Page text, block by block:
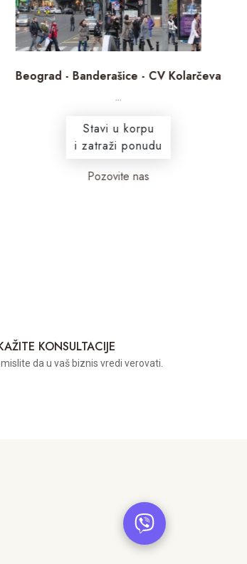
Beograd - Banderašice - CV Kolarčeva
Stavi u korpu
i zatraži ponudu
Pozovite nas
KONSULTACIJE
da u vaš biznis vredi verovati.